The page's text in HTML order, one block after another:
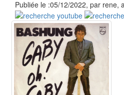
Publiée le :05/12/2022, par rene,